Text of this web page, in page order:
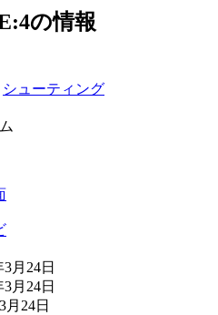
の情報
シューティング
3月24日
3月24日
月24日